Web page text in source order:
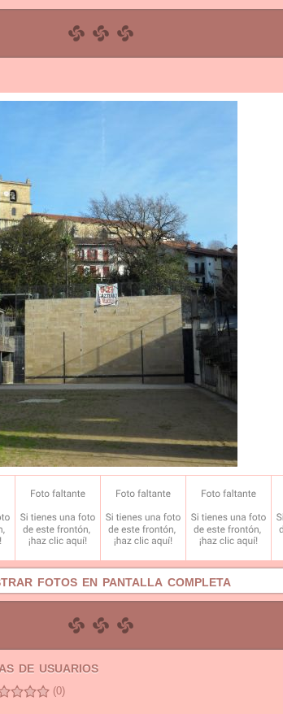
fotos en pantalla completa
de usuarios
(0)